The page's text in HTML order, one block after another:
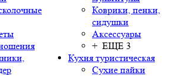
Коврики, пенки,
сидушки
Аксессуары
+ ЕЩЕ 3
Кухня туристическая
Сухие пайки